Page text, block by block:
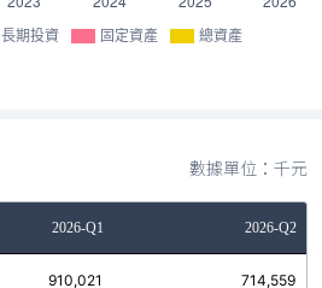
長期投資 固定資產 總資產
數據單位：千元
2026-Q1 2026-Q2
910,021 714,559